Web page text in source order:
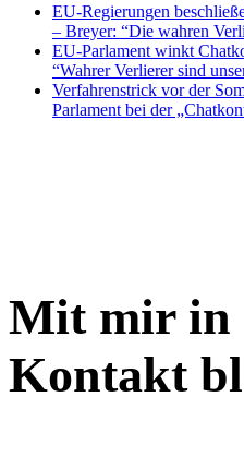
EU-Regierungen
– Breyer: “Die wahren
EU-Parlament winkt
“Wahrer Verlierer sind
Verfahrenstrick vor der
Parlament bei der
Mit mir in
Kontakt